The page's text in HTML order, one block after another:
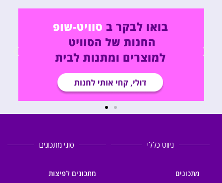
ניווט כללי
מתכונים
סוגי מתכונים
מתכונים לפיצות